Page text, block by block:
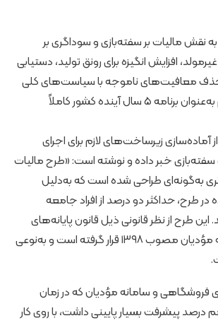
نقش مالیات بر سفته‌بازی و سوداگری بر
افزایش انگیزه برای رونق تولید، دستیابی
حذف معافیت‌های ناموجه با سیاست‌های کلی
برنامه توسعه هفتم به‌عنوان برنامه ۵ سال آینده کشور کاملاً
آماده‌سازی زیرساخت‌های لازم برای اجرای
سفته‌بازی خبر داده و نوشته است: «طرح مالیات
به‌گونه‌ای طراحی شده است که به‌دلیل
طرح، حداکثر دو درصد از افراد جامعه
طرح از نظر قانونی ذیل قانون پایانه‌های
فروشگاهی و سامانه مؤدیان مصوب ۱۳۹۸ قرار گرفته است و به‌نوعی
فروشگاهی و سامانه مؤدیان که در زمان
پیشرفت بسیار پایینی داشت، با روی کار